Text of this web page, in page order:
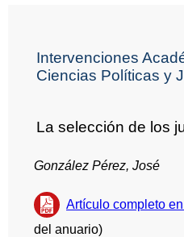
Intervenciones
Ciencias Políticas y
La selección de los
González Pérez, José
Artículo completo
del anuario)